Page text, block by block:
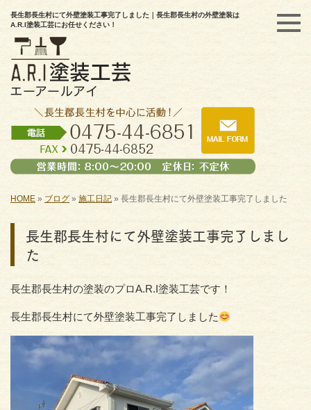
長生郡長生村にて外壁塗装工事完了しました｜長生郡長生村の外壁塗装は
A.R.I塗装工芸にお任せください！
HOME » ブログ» 施工日記 » 長生郡長生村にて外壁塗装工事完了しました
長生郡長生村にて外壁塗装工事完了しまし
た
長生郡長生村の塗装のプロA.R.I塗装工芸です！
長生郡長生村にて外壁塗装工事完了しました